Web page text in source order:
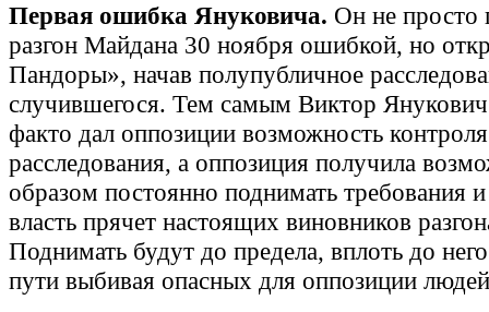
Первая ошибка Януковича. Он не просто
разгон Майдана 30 ноября ошибкой, но
Пандоры», начав полупубличное
случившегося. Тем самым Виктор
факто дал оппозиции возможность
расследования, а оппозиция получила
образом постоянно поднимать требования и
власть прячет настоящих виновников
Поднимать будут до предела, вплоть до
пути выбивая опасных для оппозиции